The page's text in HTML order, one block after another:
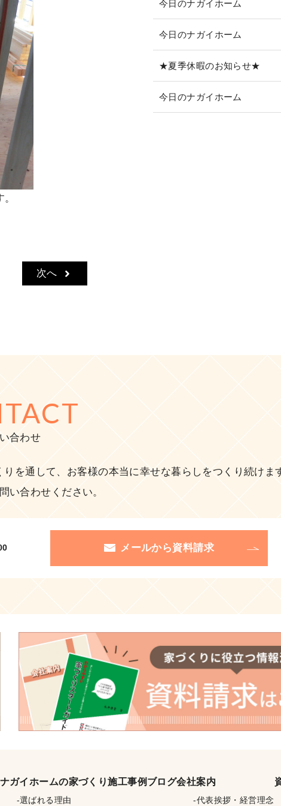
次へ
今日のナガイホーム
今日のナガイホーム
★夏季休暇のお知らせ★
今日のナガイホーム
合わせ
を通して、お客様の本当に幸せな暮らしをつくり続けま
い合わせください。
メールから資料請求
ナガイホームの家づくり
選ばれる理由
施工事例 ブログ会社案内
代表挨拶・経営理念